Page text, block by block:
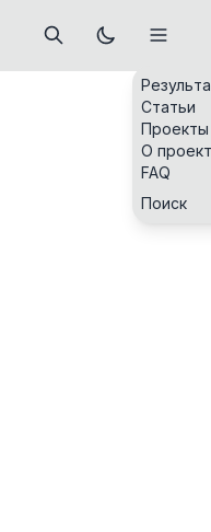
Статьи
Проекты
О
FAQ
Поиск